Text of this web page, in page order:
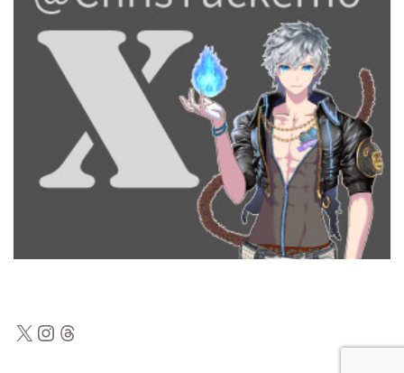
X Instagram
Threads